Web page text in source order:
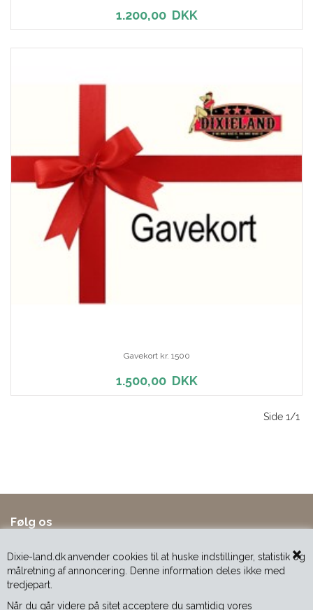
Dixie-land.dkanvender cookies til at huske indstillinger, statistik og
målretning af annoncering. Denne information deles ikke med
tredjepart.
Når du går videre på sitet acceptere du samtidig vores
1.200,00DKK
Gavekort kr. 1500
1.500,00DKK
Side 1/1
Følg os